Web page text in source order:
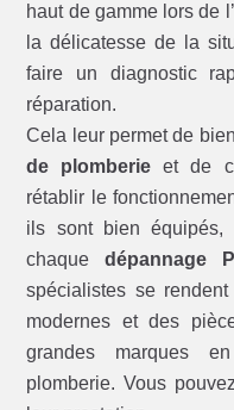
haut de gamme lors de
la délicatesse de la
faire un diagnostic
réparation.
Cela leur permet de
de plomberie et de
rétablir le
ils sont bien
chaquedépannage
spécialistes se
modernes et des
grandes marques
plomberie. Vous